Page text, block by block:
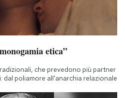
etica”
che prevedono più partner
dal poliamore all'anarchia relazionale